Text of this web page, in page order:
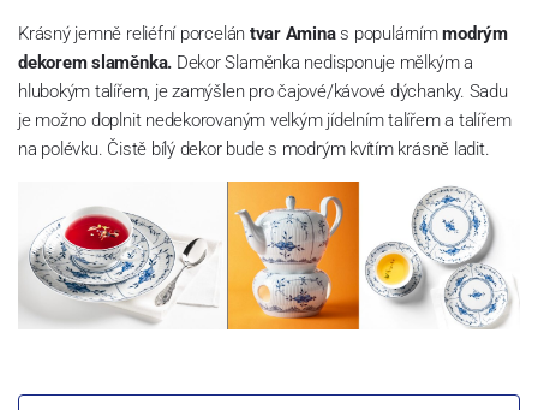
Krásný jemně reliéfní porcelán tvar Aminas populárnímmodrým
dekorem slaměnka. Dekor Slaměnka nedisponuje mělkým a
hlubokým talířem, je zamýšlen pro čajové/kávové dýchanky. Sadu
je možno doplnit nedekorovaným velkým jídelním talířem a talířem
na polévku. Čistě bílý dekor bude s modrým kvítím krásně ladit.